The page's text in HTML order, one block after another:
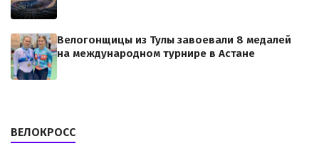
Велогонщицы из Тулы завоевали 8 медалей
на международном турнире в Астане
ВЕЛОКРОСС